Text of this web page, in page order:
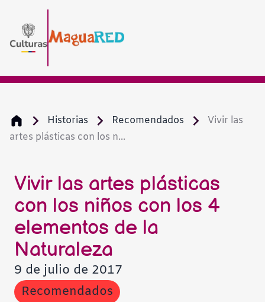
Historias Recomendados
Vivir las
artes plásticas con los n...
Vivir las artes plásticas
con los niños con los 4
elementos de la
Naturaleza
9 de julio de 2017
Recomendados